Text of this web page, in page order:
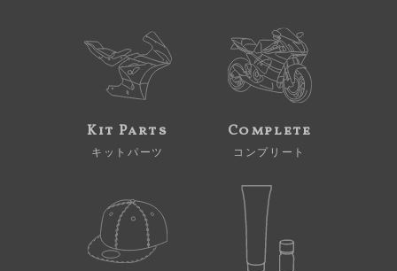
Kit Parts
キットパーツ
Complete
コンプリート